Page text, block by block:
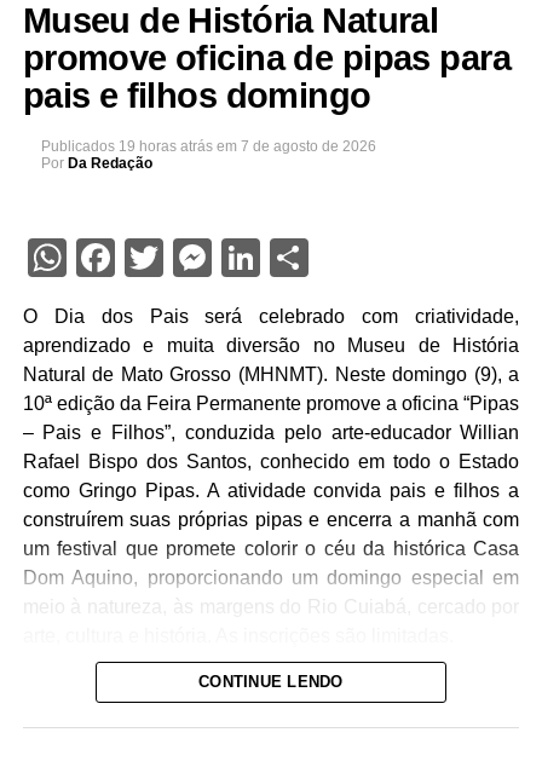
Museu de História Natural
promove oficina de pipas para
pais e filhos domingo
Publicados 19 horas atrás em 7 de agosto de 2026
Por Da Redação
WhatsApp
Facebook
Twitter
Messenger
LinkedIn
Share
O Dia dos Pais será celebrado com criatividade,
aprendizado e muita diversão no Museu de História
Natural de Mato Grosso (MHNMT). Neste domingo (9), a
10ª edição da Feira Permanente promove a oficina “Pipas
– Pais e Filhos”, conduzida pelo arte-educador Willian
Rafael Bispo dos Santos, conhecido em todo o Estado
como Gringo Pipas. A atividade convida pais e filhos a
construírem suas próprias pipas e encerra a manhã com
um festival que promete colorir o céu da histórica Casa
Dom Aquino, proporcionando um domingo especial em
meio à natureza, às margens do Rio Cuiabá, cercado por
A oficina começa às 9h30 com uma conversa sobre a
CONTINUE LENDO